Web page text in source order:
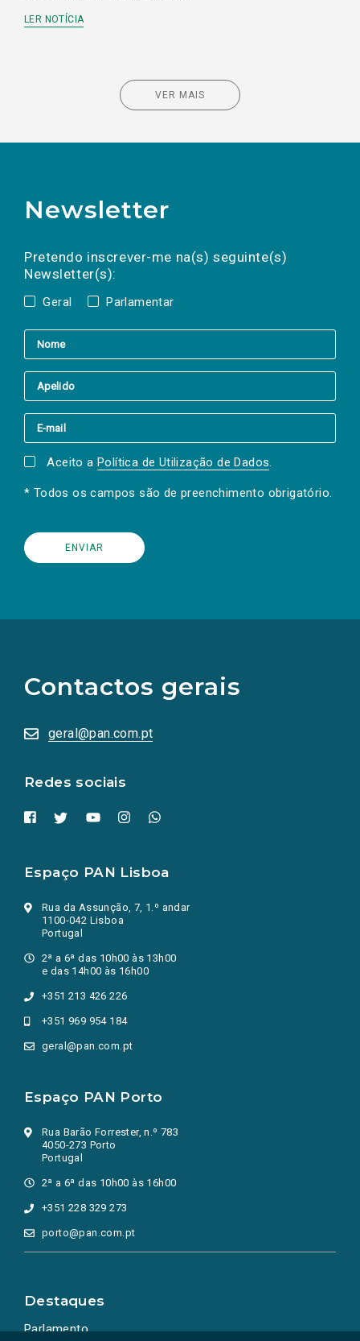
LER NOTÍCIA
VER MAIS
Newsletter
Pretendo inscrever-me na(s) seguinte(s)
Newsletter(s):
Geral Parlamentar
a(s) newsletter(s).
mail
Aceito a Política de Utilização de Dados.
* Todos os campos são de preenchimento obrigatório.
Contactos gerais
geral@pan.com.pt
Redes sociais
redes
sociais
numa
nova
Espaço PAN Lisboa
Rua da Assunção, 7, 1.º andar
1100-042 Lisboa
Portugal
2ª a 6ª das 10h00 às 13h00
e das 14h00 às 16h00
+351 213 426 226
+351 969 954 184
geral@pan.com.pt
Espaço PAN Porto
Rua Barão Forrester, n.º 783
4050-273 Porto
Portugal
2ª a 6ª das 10h00 às 16h00
+351 228 329 273
porto@pan.com.pt
Destaques
Parlamento